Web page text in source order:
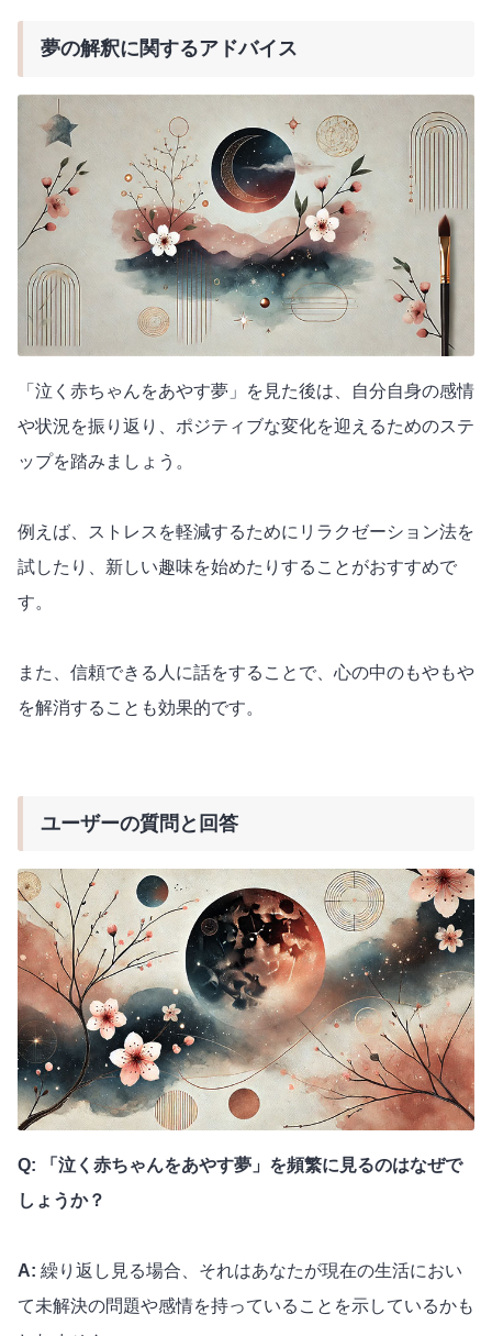
夢の解釈に関するアドバイス
「泣く赤ちゃんをあやす夢」を見た後は、自分自身の感情
や状況を振り返り、ポジティブな変化を迎えるためのステ
ップを踏みましょう。
例えば、ストレスを軽減するためにリラクゼーション法を
試したり、新しい趣味を始めたりすることがおすすめで
す。
また、信頼できる人に話をすることで、心の中のもやもや
を解消することも効果的です。
ユーザーの質問と回答
Q: 「泣く赤ちゃんをあやす夢」を頻繁に見るのはなぜで
しょうか？
A: 繰り返し見る場合、それはあなたが現在の生活におい
て未解決の問題や感情を持っていることを示しているかも